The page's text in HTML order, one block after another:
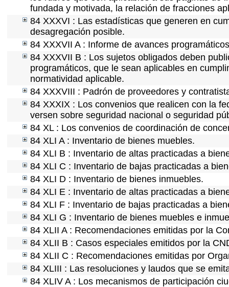
fundada y motivada, la relación de fracciones
84 XXXVI : Las estadísticas que generen en
desagregación posible.
84 XXXVII A : Informe de avances
84 XXXVII B : Los sujetos obligados deben
programáticos, que le sean aplicables en
normatividad aplicable.
84 XXXVIII : Padrón de proveedores y
84 XXXIX : Los convenios que realicen con la
versen sobre seguridad nacional o seguridad
84 XL : Los convenios de coordinación de
84 XLI A : Inventario de bienes muebles.
84 XLI B : Inventario de altas practicadas a
84 XLI C : Inventario de bajas practicadas a
84 XLI D : Inventario de bienes inmuebles.
84 XLI E : Inventario de altas practicadas a
84 XLI F : Inventario de bajas practicadas a
84 XLI G : Inventario de bienes muebles e
84 XLII A : Recomendaciones emitidas por la
84 XLII B : Casos especiales emitidos por la
84 XLII C : Recomendaciones emitidas por
84 XLIII : Las resoluciones y laudos que se
84 XLIV A : Los mecanismos de participación